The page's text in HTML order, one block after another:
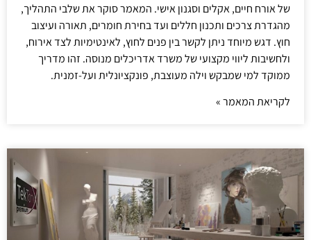
של אורח חיים, אקלים וסגנון אישי. המאמר סוקר את שלבי התהליך,
מהגדרת צרכים ותכנון חללים ועד בחירת חומרים, תאורה ועיצוב
חוץ. דגש מיוחד ניתן לקשר בין פנים לחוץ, לאינטימיות לצד אירוח,
ולחשיבות ליווי מקצועי של משרד אדריכלים מנוסה. זהו מדריך
ממוקד למי שמבקש וילה מעוצבת, פונקציונלית ועל-זמנית.
לקריאת המאמר »